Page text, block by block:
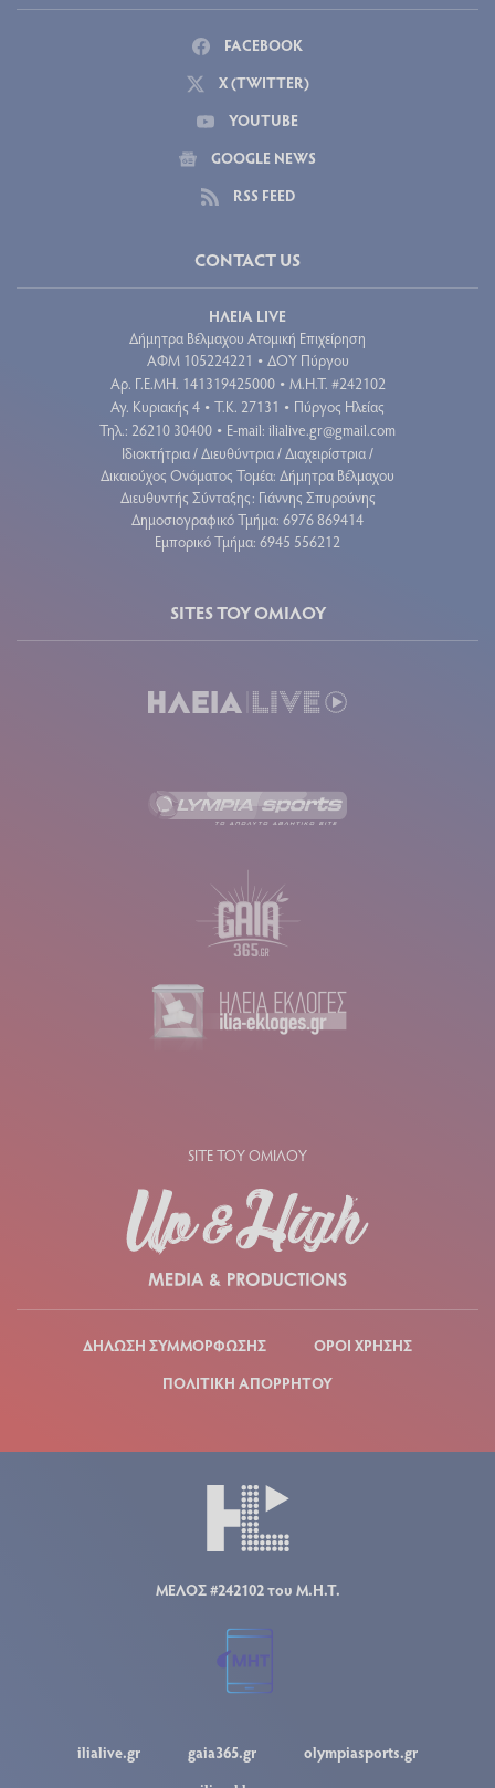
FACEBOOK
X (TWITTER)
YOUTUBE
GOOGLE NEWS
RSS FEED
CONTACT US
ΗΛΕΙΑ LIVE
Δήμητρα Βέλμαχου Ατομική Επιχείρηση
ΑΦΜ 105224221 • ΔΟΥ Πύργου
Aρ. Γ.Ε.ΜΗ. 141319425000 • Μ.Η.Τ. #242102
Αγ. Κυριακής 4 • Τ.Κ. 27131 • Πύργος Ηλείας
Τηλ.: 26210 30400 • E-mail: ilialive.gr@gmail.com
Ιδιοκτήτρια / Διευθύντρια / Διαχειρίστρια /
Δικαιούχος Ονόματος Τομέα: Δήμητρα Βέλμαχου
Διευθυντής Σύνταξης: Γιάννης Σπυρούνης
Δημοσιογραφικό Τμήμα: 6976 869414
Εμπορικό Τμήμα: 6945 556212
SITES ΤΟΥ ΟΜΙΛΟΥ
SITE ΤΟΥ ΟΜΙΛΟΥ
ΔΗΛΩΣΗ ΣΥΜΜΟΡΦΩΣΗΣ
ΟΡΟΙ ΧΡΗΣΗΣ
ΠΟΛΙΤΙΚΗ ΑΠΟΡΡΗΤΟΥ
ΜΕΛΟΣ #242102 του Μ.Η.Τ.
ilialive.gr gaia365.gr
olympiasports.gr